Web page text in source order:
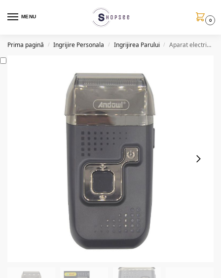
MENU
0
Prima pagină / Ingrijire Personala / Ingrijirea Parului / Aparat electric de ras si tuns, USB, 5W, LF018, reincarcabil